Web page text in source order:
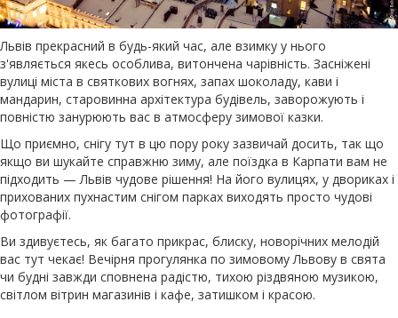
Львів прекрасний в будь-який час, але взимку у нього
з'являється якесь особлива, витончена чарівність. Засніжені
вулиці міста в святкових вогнях, запах шоколаду, кави і
мандарин, старовинна архітектура будівель, заворожують і
повністю занурюють вас в атмосферу зимової казки.
Що приємно, снігу тут в цю пору року зазвичай досить, так що
якщо ви шукайте справжню зиму, але поїздка в Карпати вам не
підходить — Львів чудове рішення! На його вулицях, у двориках і
прихованих пухнастим снігом парках виходять просто чудові
фотографії.
Ви здивуєтесь, як багато прикрас, блиску, новорічних мелодій
вас тут чекає! Вечірня прогулянка по зимовому Львову в свята
чи будні завжди сповнена радістю, тихою різдвяною музикою,
світлом вітрин магазинів і кафе, затишком і красою.